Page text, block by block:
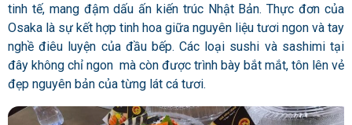
tinh tế, mang đậm dấu ấn kiến trúc Nhật Bản. Thực đơn của
Osaka là sự kết hợp tinh hoa giữa nguyên liệu tươi ngon và tay
nghề điêu luyện của đầu bếp. Các loại sushi và sashimi tại
đây không chỉ ngon mà còn được trình bày bắt mắt, tôn lên vẻ
đẹp nguyên bản của từng lát cá tươi.